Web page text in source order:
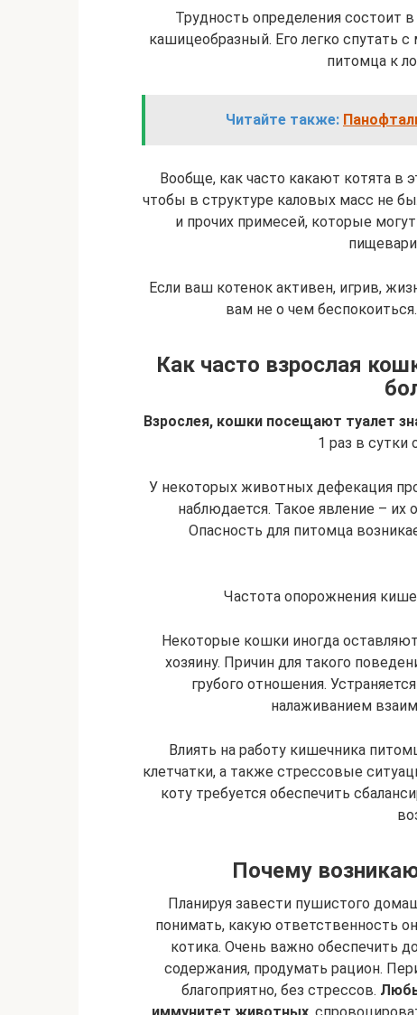
Трудность определения состоит
кашицеобразный. Его легко спутать
питомца к
Читайте также:
Вообще, как часто какают котята в
чтобы в структуре каловых масс не
и прочих примесей, которые
Если ваш котенок активен, игрив,
вам не о чем
Как часто взрослая
Взрослея, кошки посещают туалет
1 раз в сутки
У некоторых животных дефекация
наблюдается. Такое явление – их
Опасность для питомца
Частота опорожнения
Некоторые кошки иногда
хозяину. Причин для такого
грубого отношения.
налаживанием
Влиять на работу кишечника
клетчатки, а также стрессовые
коту требуется обеспечить
Почему
Планируя завести пушистого
понимать, какую ответственность
котика. Очень важно обеспечить
содержания, продумать рацион.
благоприятно, без стрессов.